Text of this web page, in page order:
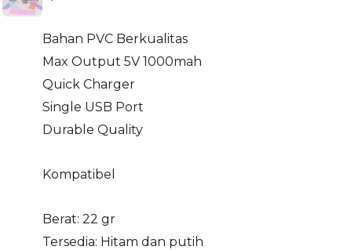
Bahan PVC Berkualitas
Max Output 5V 1000mah
Quick Charger
Single USB Port
Durable Quality
Kompatibel
Berat: 22 gr
Tersedia: Hitam dan putih